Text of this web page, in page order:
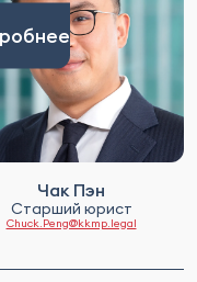
Чак Пэн
Старший юрист
Chuck.Peng@kkmp.legal